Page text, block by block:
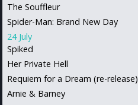
The Souffleur
Spider-Man: Brand New Day
24 July
Spiked
Her Private Hell
Requiem for a Dream (re-release)
Arnie & Barney